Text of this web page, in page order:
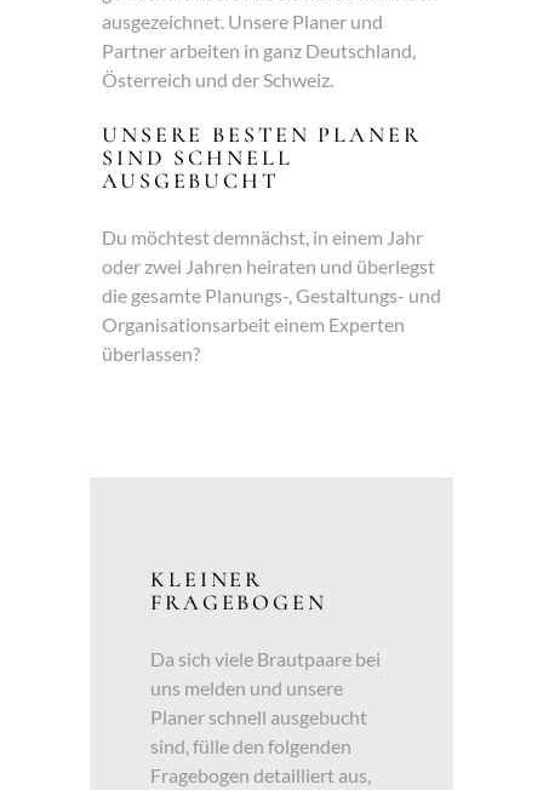
ausgezeichnet. Unsere Planer und
Partner arbeiten in ganz Deutschland,
Österreich und der Schweiz.
UNSERE BESTEN PLANER
SIND SCHNELL
AUSGEBUCHT
Du möchtest demnächst, in einem Jahr
oder zwei Jahren heiraten und überlegst
die gesamte Planungs-, Gestaltungs- und
Organisationsarbeit einem Experten
überlassen?
KLEINER
FRAGEBOGEN
Da sich viele Brautpaare bei
uns melden und unsere
Planer schnell ausgebucht
sind, fülle den folgenden
Fragebogen detailliert aus,